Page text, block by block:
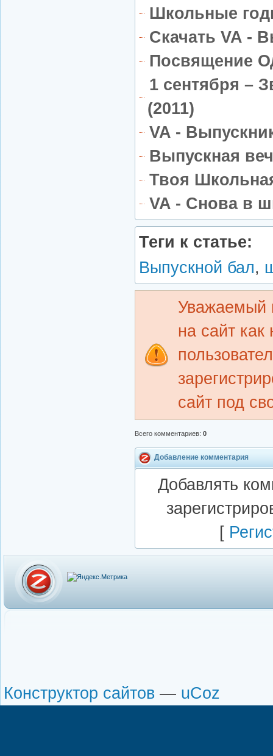
Школьные
Скачать VA -
Посвящение
1 сентября –
(2011)
VA -
Выпускная
Твоя
VA - Снова в
Теги к статье:
Выпускной бал,
Уважаемый
на сайт как
сайт под
Всего комментариев: 0
Добавление комментария
Добавлять
[
Конструктор сайтов — uCoz